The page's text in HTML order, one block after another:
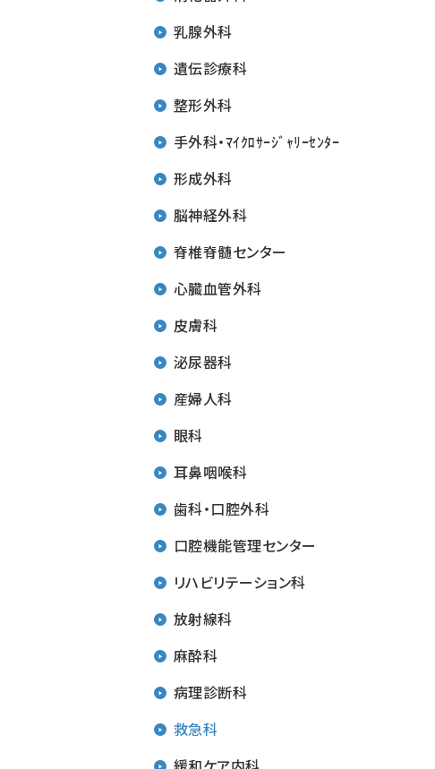
乳腺外科
遺伝診療科
整形外科
手外科・ﾏｲｸﾛｻｰｼﾞｬﾘｰｾﾝﾀｰ
形成外科
脳神経外科
脊椎脊髄センター
心臓血管外科
皮膚科
泌尿器科
産婦人科
眼科
耳鼻咽喉科
歯科・口腔外科
口腔機能管理センター
リハビリテーション科
放射線科
麻酔科
病理診断科
救急科